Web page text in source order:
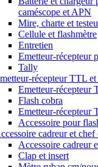
caméscope et APN
Mire, charte et
Cellule et flashmètre
Entretien
Emetteur-récepteur
Tally
récepteur TTL et
Emetteur-récepteur
Flash cobra
Emetteur-récepteur
Accessoire pour
cadreur et chef
Accessoire cadreur
Clap et insert